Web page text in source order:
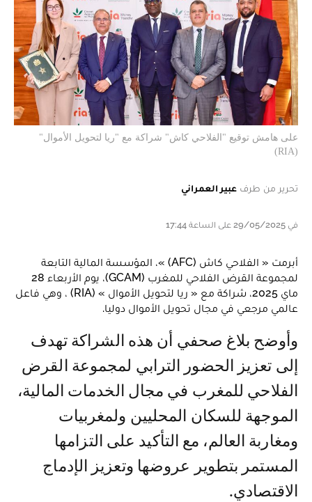
على هامش توقيع "الفلاحي كاش" شراكة مع "ريا لتحويل الأموال"
(RIA)
تحرير من طرف عبير العمراني
في 29/05/2025 على الساعة 17:44
أبرمت « الفلاحي كاش (AFC) »، المؤسسة المالية التابعة
لمجموعة القرض الفلاحي للمغرب (GCAM)، يوم الأربعاء 28
ماي 2025، شراكة مع « ريا لتحويل الأموال » (RIA) ، وهي فاعل
عالمي مرجعي في مجال تحويل الأموال دوليا.
وأوضح بلاغ صحفي أن هذه الشراكة تهدف
إلى تعزيز الحضور الترابي لمجموعة القرض
الفلاحي للمغرب في مجال الخدمات المالية،
الموجهة للسكان المحليين ولمغربيات
ومغاربة العالم، مع التأكيد على التزامها
المستمر بتطوير عروضها وتعزيز الإدماج
الاقتصادي.